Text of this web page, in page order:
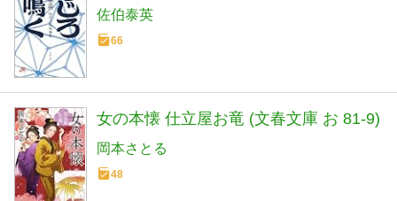
佐伯泰英
66
女の本懐 仕立屋お竜 (文春文庫 お 81-9)
岡本さとる
48